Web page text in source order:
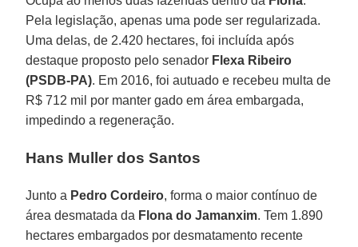
Pela legislação, apenas uma pode ser regularizada.
Uma delas, de 2.420 hectares, foi incluída após
destaque proposto pelo senador Flexa Ribeiro
(PSDB-PA). Em 2016, foi autuado e recebeu multa de
R$ 712 mil por manter gado em área embargada,
impedindo a regeneração.
Hans Muller dos Santos
Junto a Pedro Cordeiro, forma o maior contínuo de
área desmatada da Flona do Jamanxim. Tem 1.890
hectares embargados por desmatamento recente